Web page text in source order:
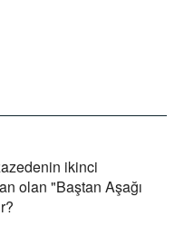
ikinci
olan "Baştan Aşağı